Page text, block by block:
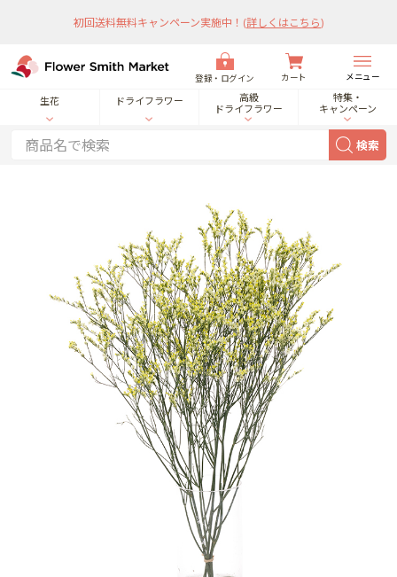
初回送料無料キャンペーン実施中！ (詳しくはこちら)
登録・ログイン カート メニュー
生花 ドライフラワー
高級
ドライフラワー
特集・
キャンペーン
検索